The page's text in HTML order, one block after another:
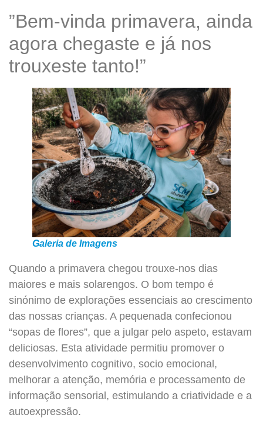
​”Bem-vinda primavera, ainda
agora chegaste e já nos
trouxeste tanto!”
Galeria de Imagens
Quando a primavera chegou trouxe-nos dias
maiores e mais solarengos. O bom tempo é
sinónimo de explorações essenciais ao crescimento
das nossas crianças. A pequenada confecionou
“sopas de flores”, que a julgar pelo aspeto, estavam
deliciosas. Esta atividade permitiu promover o
desenvolvimento cognitivo, socio emocional,
melhorar a atenção, memória e processamento de
informação sensorial, estimulando a criatividade e a
autoexpressão.